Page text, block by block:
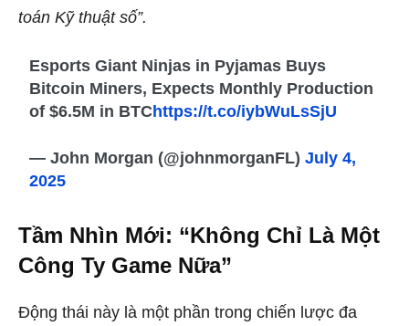
toán Kỹ thuật số”.
Esports Giant Ninjas in Pyjamas Buys
Bitcoin Miners, Expects Monthly Production
of $6.5M in BTChttps://t.co/iybWuLsSjU
— John Morgan (@johnmorganFL)July 4,
2025
Tầm Nhìn Mới: “Không Chỉ Là Một
Công Ty Game Nữa”
Động thái này là một phần trong chiến lược đa